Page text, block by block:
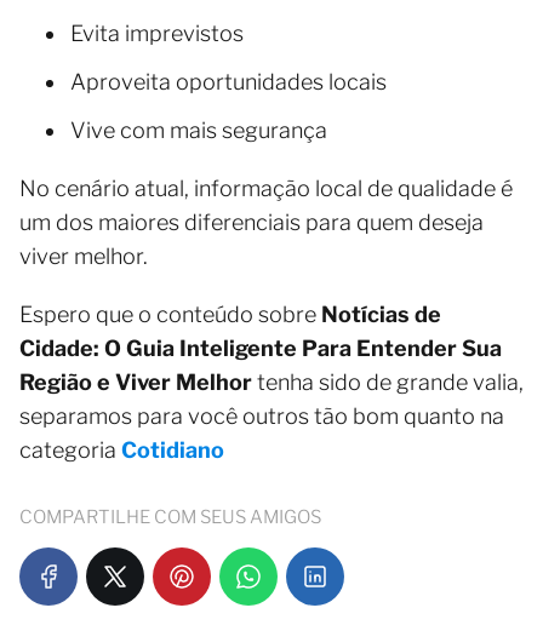
Evita imprevistos
Aproveita oportunidades locais
Vive com mais segurança
No cenário atual, informação local de qualidade é
um dos maiores diferenciais para quem deseja
viver melhor.
Espero que o conteúdo sobre Notícias de
Cidade: O Guia Inteligente Para Entender Sua
Região e Viver Melhortenha sido de grande valia,
separamos para você outros tão bom quanto na
categoria Cotidiano
COMPARTILHE COM SEUS AMIGOS